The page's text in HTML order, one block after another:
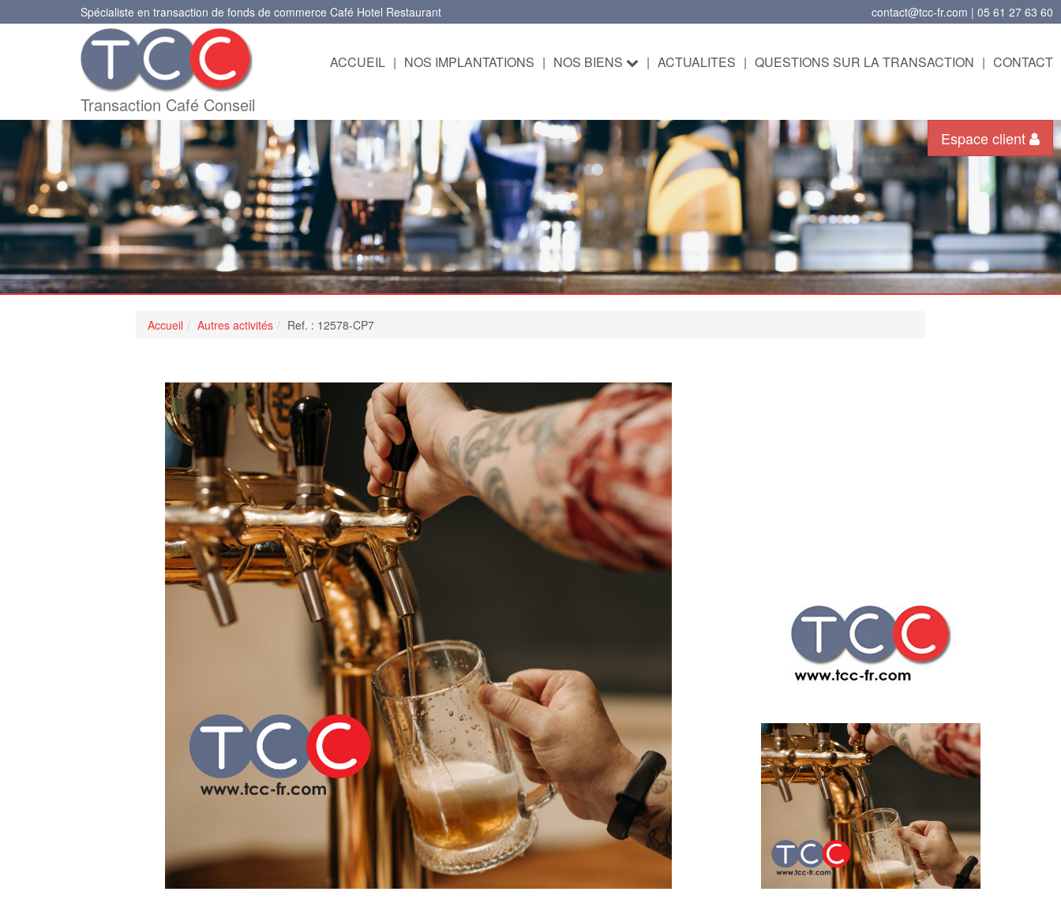
contact@tcc-fr.com | 05 61 27 63 60
Spécialiste en transaction de fonds de commerce Café Hotel Restaurant
Transaction Café Conseil
ACCUEIL | NOS IMPLANTATIONS | NOS BIENS | ACTUALITES | QUESTIONS SUR LA TRANSACTION | CONTACT
Espace client
Accueil Autres activités Ref. : 12578-CP7